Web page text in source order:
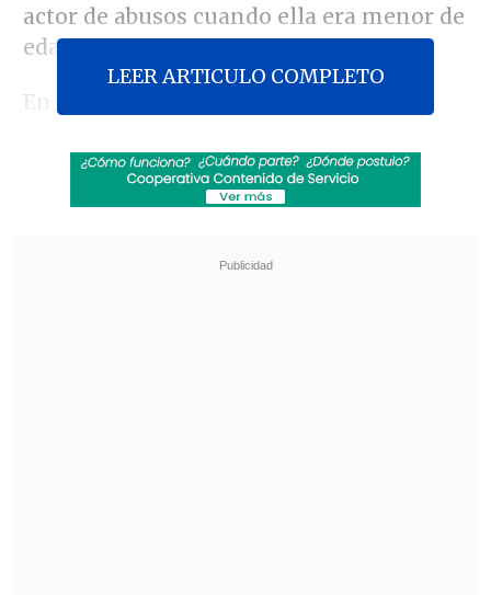
actor de abusos cuando ella era menor de
edad.
En la revista Sábado de El Mercurio, la
de Apelaciones para revocar el fallo. "
leí toda la carpeta investigativa y no
Cristián cometió algún delito de abuso
LEER ARTICULO COMPLETO